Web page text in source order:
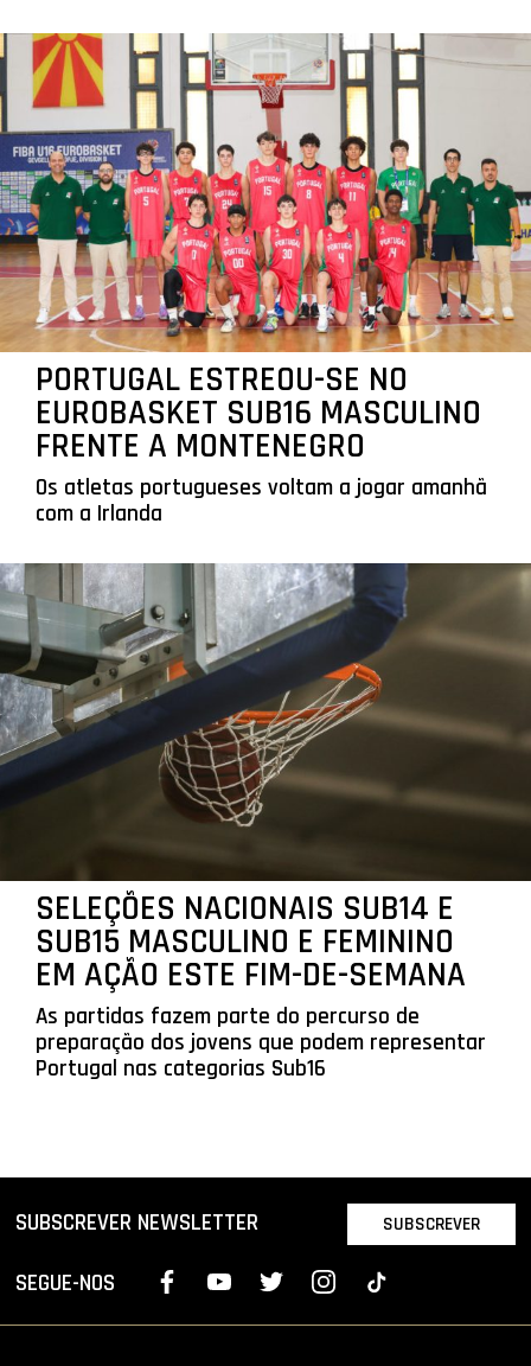
PORTUGAL ESTREOU-SE NO
EUROBASKET SUB16 MASCULINO
FRENTE A MONTENEGRO
Os atletas portugueses voltam a jogar amanhã
com a Irlanda
SELEÇÕES NACIONAIS SUB14 E
SUB15 MASCULINO E FEMININO
EM AÇÃO ESTE FIM-DE-SEMANA
As partidas fazem parte do percurso de
preparação dos jovens que podem representar
Portugal nas categorias Sub16
SUBSCREVER NEWSLETTER SUBSCREVER
SEGUE-NOS